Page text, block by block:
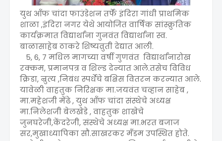
युथ आँफ चांदा फाउंडेशन तर्फे इंदिरा गांधी प्राथमिक
शाळा ,इंदिरा नगर येथे आयोजित वार्षिक सांस्क्रुतिक
कार्यक्रमात विद्यार्थांना गुनवंत विद्यार्थांना स्व.
बाळासाहेब ठाकरे शिष्यव्रुती देद्यात आली.
5, 6, 7 मधिल मागच्या वर्षी गुणवंत विद्यार्थांनारोख
रक्कम, प्रमानपत्र व शिल्ड देन्यात आले.तसेच विविध
क्रिडा, न्रुत्य ,निबंध स्पर्धेचे बक्षिस वितरन करन्यात आले.
यावेळी वाहतुक निरिक्षक मा.जयवंत चव्हान साहेब ,
मा.महेशजी मेंढे , युथ आँफ चांदा संस्थेचे अध्यक्ष
मा.निलेशजी बेलखेडे , वाहतुक शाखेचे
जुनघरेजी,केंदरेजी, संस्थेचे अध्यक्ष मा.भरत बजाज
सर,मुखाध्यापिका सौ.साखरकर मँडम उपस्थित होते.